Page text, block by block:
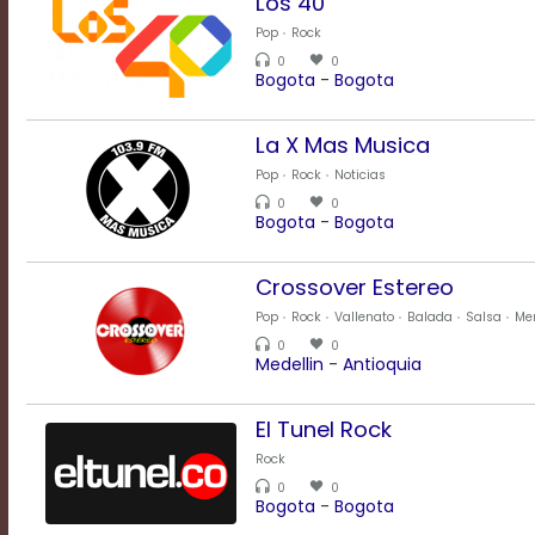
modal
Captions
window.
the
window.
Text
Pop
Rock
0
0
Bogota - Bogota
La X Mas Musica
Pop Rock
Noticias
0
0
Bogota - Bogota
Crossover Estereo
Pop Rock Vallenato Balada Salsa
0
0
Medellin - Antioquia
El Tunel Rock
Rock
0
0
Bogota - Bogota